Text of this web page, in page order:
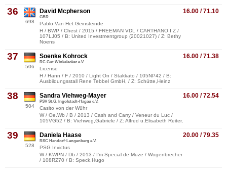
36
698
16.00 / 71.10
David Mcpherson
GBR
Pablo Van Het Geinsteinde
H / BWP / Chest / 2015 / FREEMAN VDL / CARTHANO I Z /
107LJ05 / B: United Investmentgroup (20021027) / Z: Bethy
Noens
37
506
16.00 / 71.38
Soenke Kohrock
RC Gut Winkelacker e.V.
License
H / Hann / F / 2010 / Light On / Stakkato / 105NP42 / B:
Ausbildungsstall Rene Tebbel GmbH, / Z: Schütte,Heinz
38
504
16.00 / 72.54
Sandra Viehweg-Mayer
PSV St.G. Ingolstadt-Hagau e.V.
Casito von der Wühr
W / Oe.Wb / B / 2013 / Cash and Carry / Veneur du Luc /
105VG52 / B: Viehweg,Gabriele / Z: Alfred u.Elisabeth Reiter,
39
528
20.00 / 79.35
Daniela Haase
RSC Handorf-Langenberg e.V.
PSG Invictus
W / KWPN / Db / 2013 / I'm Special de Muze / Wogenbrecher
/ 108RZ70 / B: Speck,Hugo